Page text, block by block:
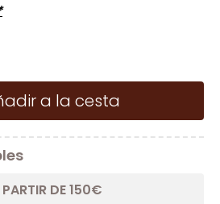
a la cesta
DE 150€